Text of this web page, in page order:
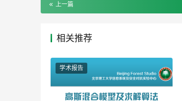
上一篇
相关推荐
学术报告